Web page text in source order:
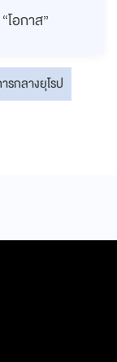
โอกาส”
รกลางยุโรป